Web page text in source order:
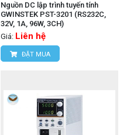
Nguồn DC lập trình tuyến tính
GWINSTEK PST-3201 (RS232C,
32V, 1A, 96W, 3CH)
Giá: Liên hệ
ĐẶT MUA